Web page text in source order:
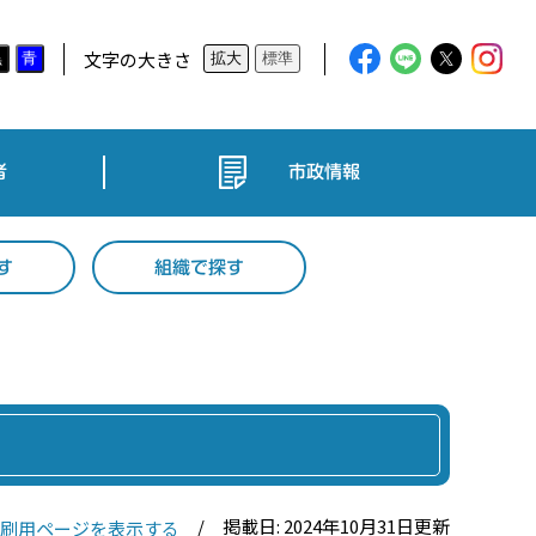
青 文字の大きさ 拡大 標準
市政情報
組織で探す
用ページを表示する 掲載日: 2024年10月31日更新